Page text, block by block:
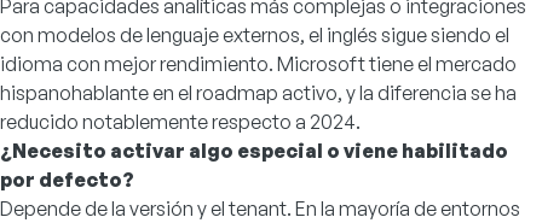
Para capacidades analíticas más complejas o integraciones
con modelos de lenguaje externos, el inglés sigue siendo el
idioma con mejor rendimiento. Microsoft tiene el mercado
hispanohablante en el roadmap activo, y la diferencia se ha
reducido notablemente respecto a 2024.
¿Necesito activar algo especial o viene habilitado
por defecto?
Depende de la versión y el tenant. En la mayoría de entornos